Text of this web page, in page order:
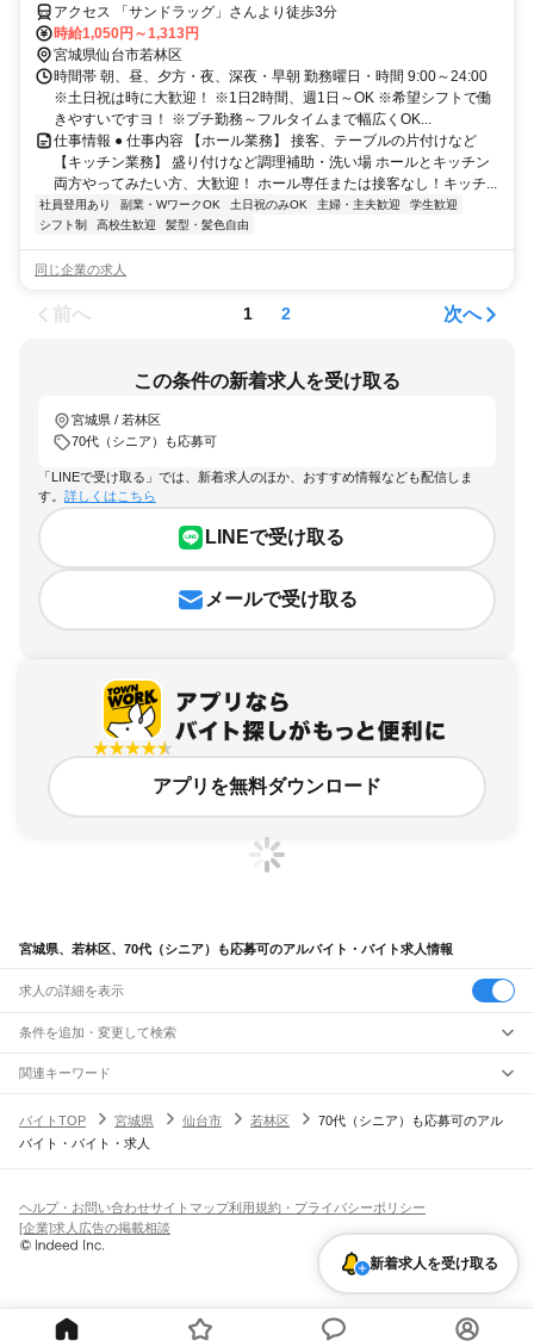
アクセス 「サンドラッグ」さんより徒歩3分
時給1,050円～1,313円
宮城県仙台市若林区
時間帯 朝、昼、夕方・夜、深夜・早朝 勤務曜日・時間 9:00～24:00
※土日祝は時に大歓迎！ ※1日2時間、週1日～OK ※希望シフトで働
きやすいですヨ！ ※プチ勤務～フルタイムまで幅広くOK...
仕事情報 ● 仕事内容 【ホール業務】 接客、テーブルの片付けなど
【キッチン業務】 盛り付けなど調理補助・洗い場 ホールとキッチン
両方やってみたい方、大歓迎！ ホール専任または接客なし！キッチ...
社員登用あり 副業・WワークOK 土日祝のみOK 主婦・主夫歓迎
学生歓迎
シフト制
高校生歓迎 髪型・髪色自由
同じ企業の求人
前へ 1 2 次へ
この条件の新着求人を受け取る
宮城県 / 若林区
70代（シニア）も応募可
「LINEで受け取る」では、新着求人のほか、おすすめ情報なども配信しま
す。 詳しくはこちら
LINEで受け取る
メールで受け取る
アプリを無料ダウンロード
宮城県、若林区、70代（シニア）も応募可のアルバイト・バイト求人情報
求人の詳細を表示
条件を追加・変更して検索
市区町村を追加・変更
宮城県すべて
仙台市 すべて
東松島市大崎市富谷市刈田郡柴田郡伊具郡亘理郡宮城郡黒川郡加美郡
牡鹿郡本吉郡
駅を追加・変更
国府多賀城駅塩釜駅松島駅愛宕駅品井沼駅鹿島台駅松山町駅小牛田駅
瀬峰駅梅ケ沢駅新田駅石越駅
JR仙山線
職種を追加・変更
飲食・フードサービスすべて
ホールスタッフキッチンスタッフ
パン屋（ベーカリー）
バー（BAR）・バーテンダー
飲食店（店長・マネージャー）
営業テレフォンアポインター（テレアポ） ルートセールス
人気
日払いOK高校生歓迎 髪型・髪色自由
留学生・外国人活躍中
シフト
雇用形態を追加・変更
派遣社員
関連キーワード
宮城県 仙台市 60代（シニア）も応募可 シニア
宮城県 70代（シニア）も応募可 70代
バイトTOP 宮城県 仙台市 若林区
70代（シニア）も応募可のアル
バイト・バイト・求人
新着求人を受け取る
ヘルプ・お問い合わせサイトマップ利用規約・プライバシーポリシー
[企業]求人広告の掲載相談